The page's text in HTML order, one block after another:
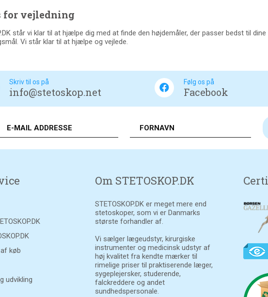
for vejledning
står vi klar til at hjælpe dig med at finde den højdemåler, der passer bedst til
Vi står klar til at hjælpe og vejlede.
Skriv til os på
info@stetoskop.net
Følg os på
Facebook
køb
udvikling
Om STETOSKOP.DK
STETOSKOP.DK er meget mere end
stetoskoper, som vi er Danmarks
største forhandler af.
Vi sælger lægeudstyr, kirurgiske
instrumenter og medicinsk udstyr af
høj kvalitet fra kendte mærker til
rimelige priser til praktiserende læger,
sygeplejersker, studerende,
falckreddere og andet
sundhedspersonale.